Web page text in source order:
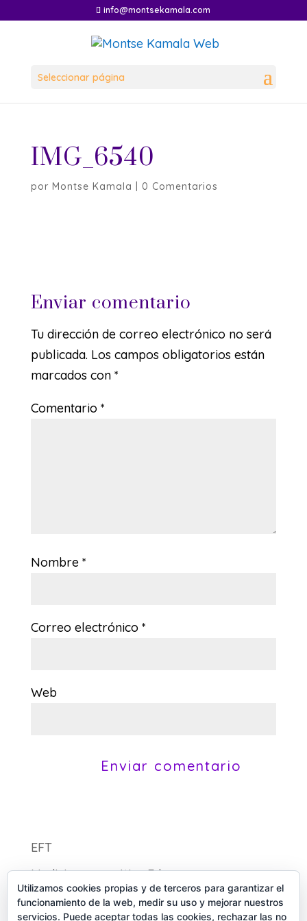
info@montsekamala.com
Seleccionar página
IMG_6540
por Montse Kamala 0 Comentarios
Enviar comentario
Tu dirección de correo electrónico no será
publicada. Los campos obligatorios están
marcados con *
Comentario *
Nombre *
Correo electrónico *
Web
e
n
EFT
Medicina energética Eden
Utilizamos cookies propias y de terceros para garantizar el
funcionamiento de la web, medir su uso y mejorar nuestros
servicios. Puede aceptar todas las cookies, rechazar las no